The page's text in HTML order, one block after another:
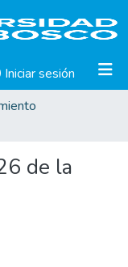
Iniciar sesión (current)
de la